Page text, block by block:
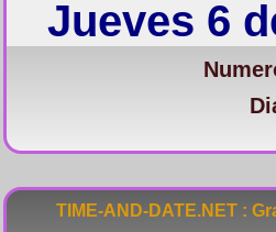
Jueves 6
TIME-AND-DATE.NET :